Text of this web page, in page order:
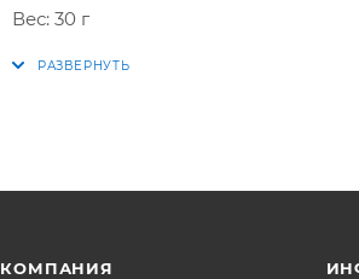
Вес: 30 г
КОМПАНИЯ